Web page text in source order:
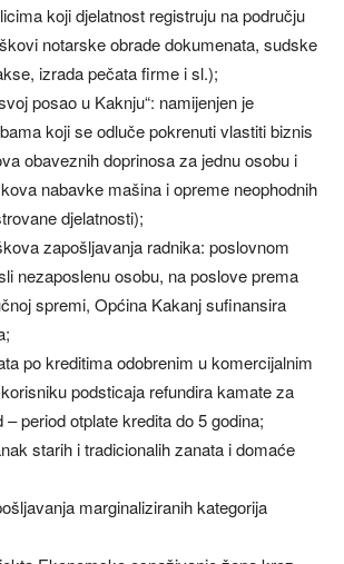
koji djelatnost registruju na području
notarske obrade dokumenata, sudske
izrada pečata firme i sl.);
posao u Kaknju“: namijenjen je
koji se odluče pokrenuti vlastiti biznis
obaveznih doprinosa za jednu osobu i
nabavke mašina i opreme neophodnih
djelatnosti);
zapošljavanja radnika: poslovnom
nezaposlenu osobu, na poslove prema
spremi, Općina Kakanj sufinansira
po kreditima odobrenim u komercijalnim
podsticaja refundira kamate za
– period otplate kredita do 5 godina;
starih i tradicionalih zanata i domaće
marginaliziranih kategorija